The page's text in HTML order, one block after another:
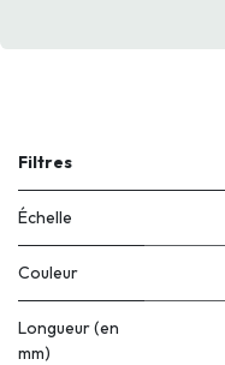
Filtres
Échelle
Couleur
Longueur (en
mm)